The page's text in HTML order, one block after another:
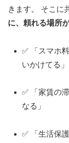
きます。 そこに
に、頼れる場所
✅ 「スマホ
いかけてる」
✅ 「家賃の
なる」
✅ 「生活保